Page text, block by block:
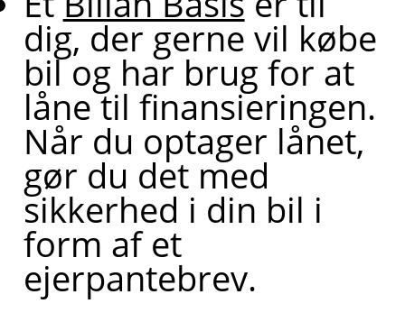
dig, der gerne vil købe
bil og har brug for at
låne til finansieringen.
Når du optager lånet,
gør du det med
sikkerhed i din bil i
form af et
ejerpantebrev.